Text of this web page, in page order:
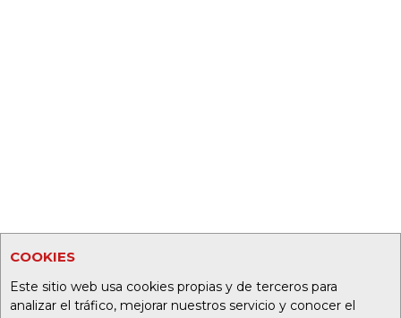
COOKIES
Este sitio web usa cookies propias y de terceros para
analizar el tráfico, mejorar nuestros servicio y conocer el